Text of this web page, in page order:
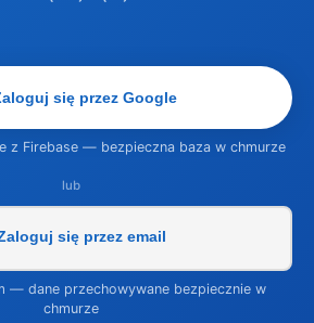
się przez Google
z Firebase — bezpieczna baza w chmurze
lub
się przez email
— dane przechowywane bezpiecznie w
chmurze